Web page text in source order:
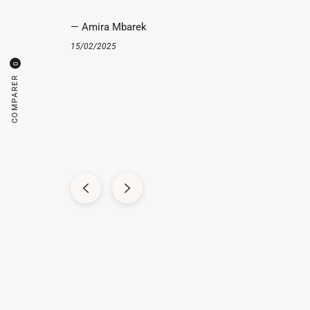
COMPARER
0
— Amira Mbarek
15/02/2025